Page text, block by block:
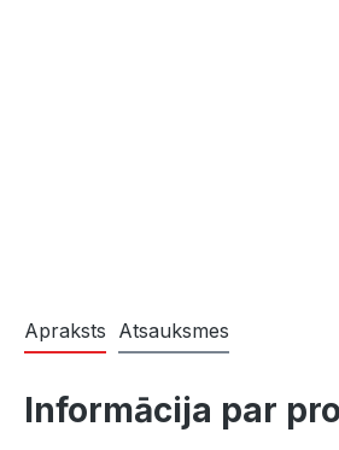
Apraksts Atsauksmes
Informācija par